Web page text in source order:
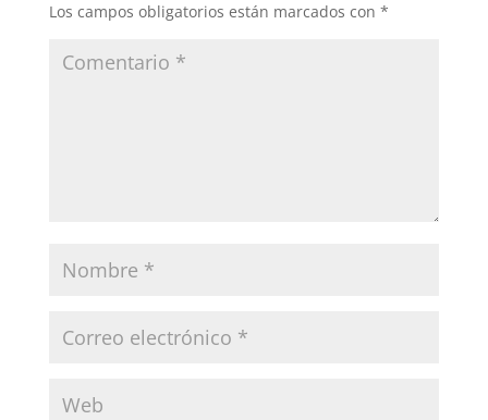
Los campos obligatorios están marcados con *